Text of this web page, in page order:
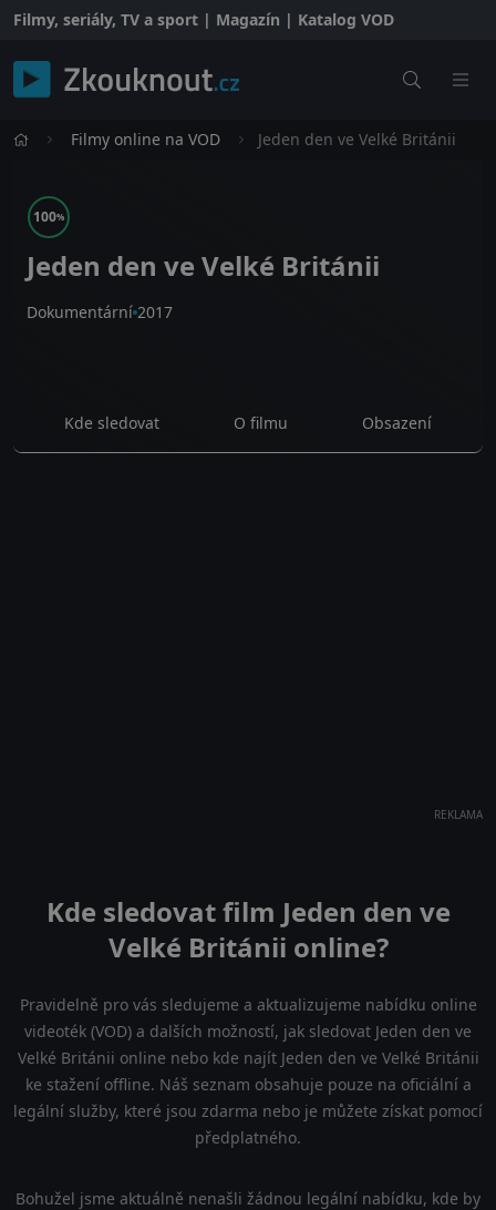
Filmy, seriály, TV a sport | Magazín | Katalog VOD
Filmy online na VOD Jeden den ve Velké Británii
100%
Jeden den ve Velké Británii
Dokumentární 2017
Kde sledovat O filmu Obsazení
REKLAMA
Kde sledovat film Jeden den ve
Velké Británii online?
Pravidelně pro vás sledujeme a aktualizujeme nabídku online
videoték (VOD) a dalších možností, jak sledovat Jeden den ve
Velké Británii online nebo kde najít Jeden den ve Velké Británii
ke stažení offline. Náš seznam obsahuje pouze na oficiální a
legální služby, které jsou zdarma nebo je můžete získat pomocí
předplatného.
Bohužel jsme aktuálně nenašli žádnou legální nabídku, kde by